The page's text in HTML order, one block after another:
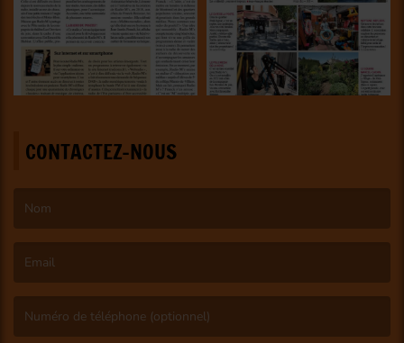
CONTACTEZ-NOUS